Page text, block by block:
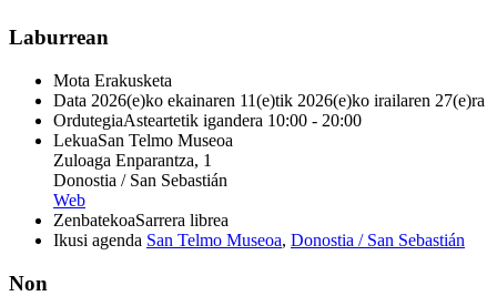
Laburrean
Mota Erakusketa
Data 2026(e)ko ekainaren 11(e)tik 2026(e)ko irailaren 27(e)ra
OrdutegiaAsteartetik igandera 10:00 - 20:00
LekuaSan Telmo Museoa
Zuloaga Enparantza, 1
Donostia / San Sebastián
Web
ZenbatekoaSarrera librea
Ikusi agenda San Telmo Museoa, Donostia / San Sebastián
Non